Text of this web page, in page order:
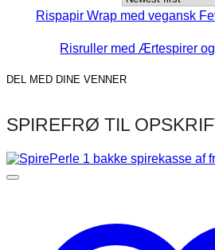
Rispapir Wrap med vegansk
Risruller med Ærtespirer
DEL MED DINE VENNER
SPIREFRØ TIL